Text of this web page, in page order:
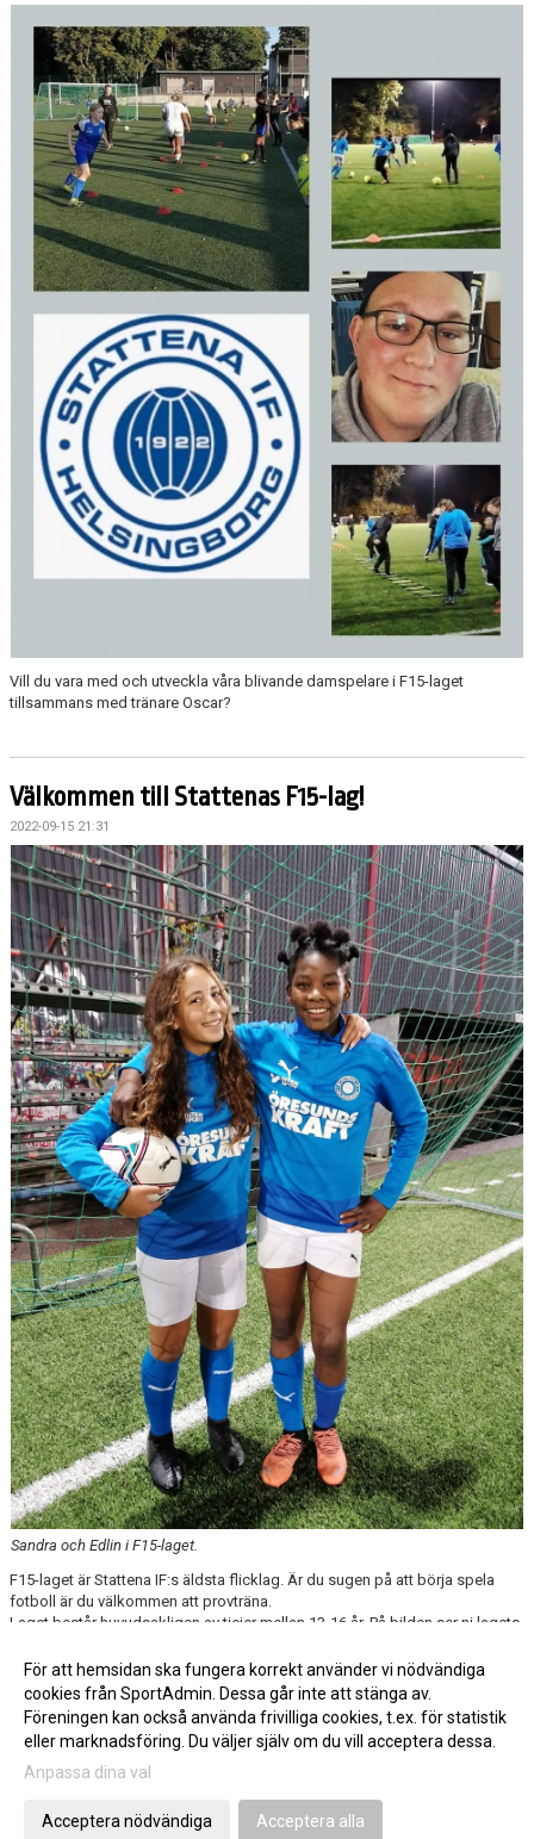
Vill du vara med och utveckla våra blivande damspelare i F15-laget
tillsammans med tränare Oscar?
Välkommen till Stattenas F15-lag!
2022-09-15 21:31
Sandra och Edlin i F15-laget.
F15-laget är Stattena IF:s äldsta flicklag. Är du sugen på att börja spela
fotboll är du välkommen att provträna.
Laget består huvudsakligen av tjejer mellan 13-16 år. På bilden ser ni lagets
Fler nyheter >>
Gå till Webbversion
För att hemsidan ska fungera korrekt använder vi nödvändiga
cookies från SportAdmin. Dessa går inte att stänga av.
Föreningen kan också använda frivilliga cookies, t.ex. för statistik
eller marknadsföring. Du väljer själv om du vill acceptera dessa.
Anpassa dina val
Acceptera nödvändiga Acceptera alla